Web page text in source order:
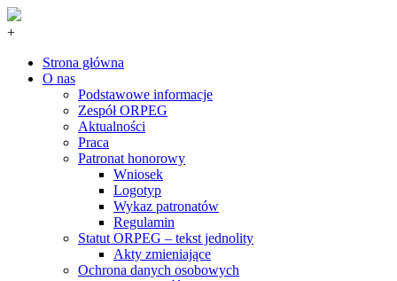
+
Strona główna
O nas
Podstawowe informacje
Zespół ORPEG
Aktualności
Praca
Patronat honorowy
Wniosek
Logotyp
Wykaz patronatów
Regulamin
Statut ORPEG – tekst jednolity
Akty zmieniające
Ochrona danych osobowych